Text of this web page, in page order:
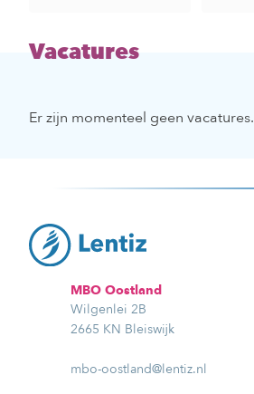
Vacatures
Er zijn momenteel geen vacatures.
MBO Oostland
Wilgenlei 2B
2665 KN Bleiswijk
mbo-oostland@lentiz.nl